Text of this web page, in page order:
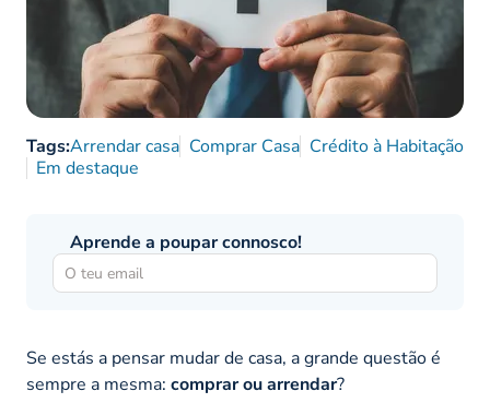
Tags:Arrendar casa Comprar Casa Crédito à Habitação
Em destaque
Aprende a poupar connosco!
Se estás a pensar mudar de casa, a grande questão é
sempre a mesma: comprar ou arrendar?